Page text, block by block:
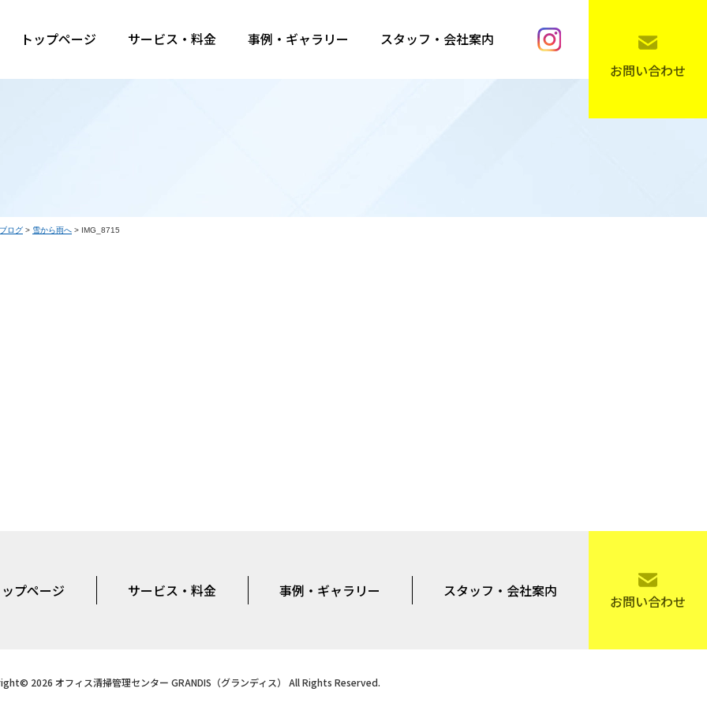
トップページ サービス・料金 事例・ギャラリー
スタッフ・会社案内
お問い合わせ
ブログ > 雪から雨へ > IMG_8715
プページ サービス・料金 事例・ギャラリー スタッフ・会社案内
お問い合わせ
2026 オフィス清掃管理センター GRANDIS（グランディス） All Rights Reserved.